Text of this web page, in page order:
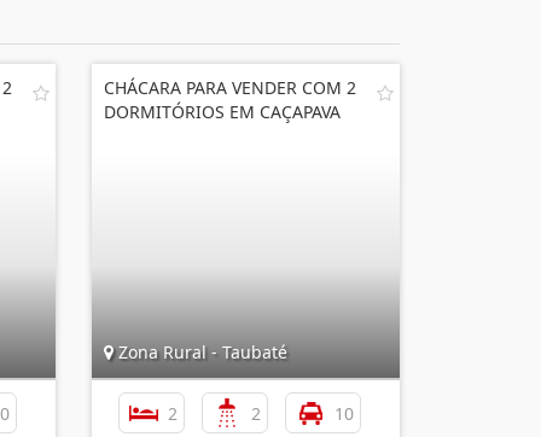
CHÁCARA PARA VENDER COM 2
DORMITÓRIOS EM CAÇAPAVA
Zona Rural - Taubaté
2 2 10